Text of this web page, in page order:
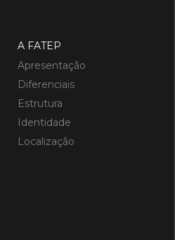
A FATEP
Apresentação
Diferenciais
Estrutura
Identidade
Localização